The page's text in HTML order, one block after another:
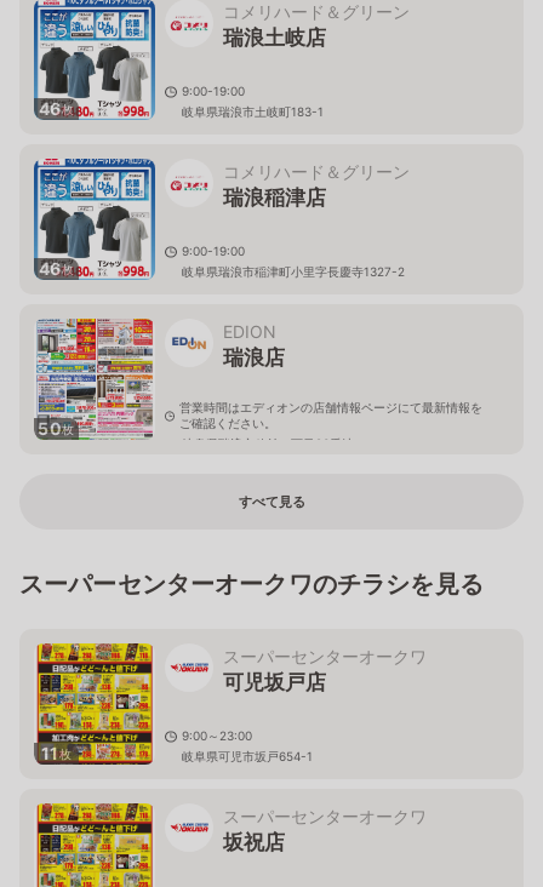
46枚
コメリハード＆グリーン
瑞浪土岐店
9:00-19:00
岐阜県瑞浪市土岐町183-1
46枚
コメリハード＆グリーン
瑞浪稲津店
9:00-19:00
岐阜県瑞浪市稲津町小里字長慶寺1327-2
50枚
EDION
瑞浪店
営業時間はエディオンの店舗情報ページにて最新情報を
ご確認ください。
岐阜県瑞浪市穂並一丁目83番地
すべて見る
スーパーセンターオークワのチラシを見る
11枚
スーパーセンターオークワ
可児坂戸店
9:00～23:00
岐阜県可児市坂戸654-1
スーパーセンターオークワ
坂祝店